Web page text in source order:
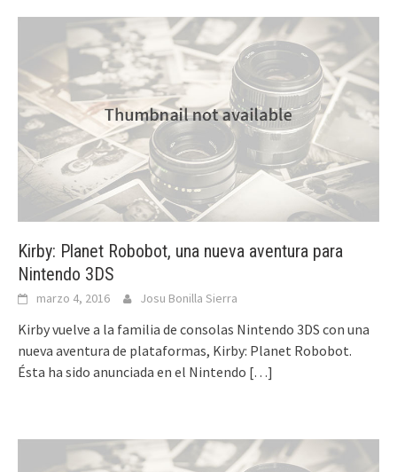
Kirby: Planet Robobot, una nueva aventura para
Nintendo 3DS
marzo 4, 2016 Josu Bonilla Sierra
Kirby vuelve a la familia de consolas Nintendo 3DS con una
nueva aventura de plataformas, Kirby: Planet Robobot.
Ésta ha sido anunciada en el Nintendo […]